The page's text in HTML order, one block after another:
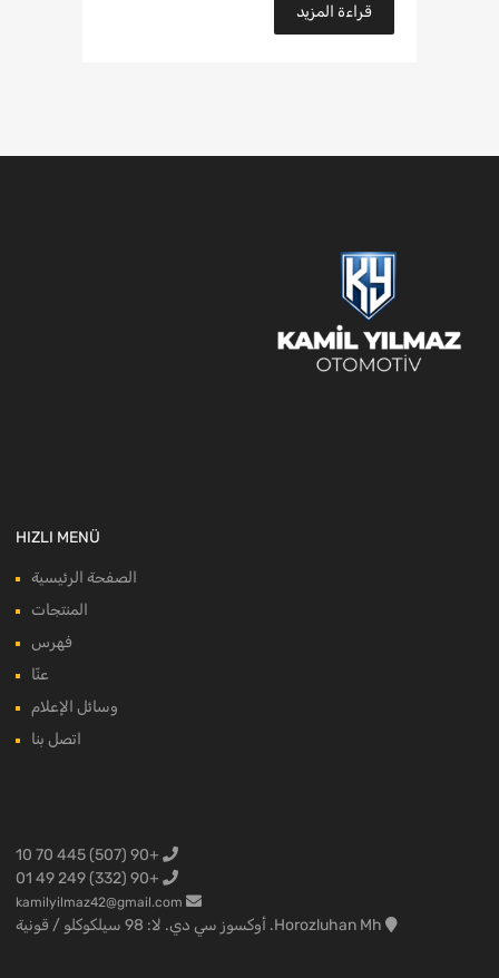
قراءة المزيد
HIZLI MENÜ
الصفحة الرئيسية
المنتجات
فهرس
عنّا
وسائل الإعلام
اتصل بنا
+90 (507) 445 70 10
+90 (332) 249 49 01
kamilyilmaz42@gmail.com
Horozluhan Mh. أوكسوز سي دي. لا: 98 سيلكوكلو / قونية